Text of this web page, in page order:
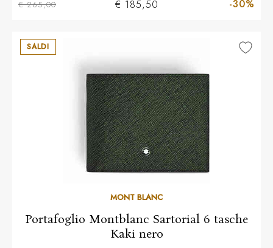
€ 265,00 € 185,50 -30%
SALDI
MONT BLANC
Portafoglio Montblanc Sartorial 6 tasche
Kaki nero